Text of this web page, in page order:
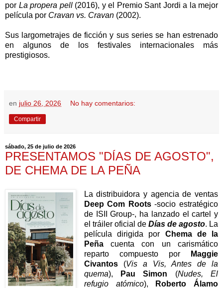
por La propera pell(2016), y el Premio Sant Jordi a la mejor
película por Cravan vs. Cravan (2002).
Sus largometrajes de ficción y sus series se han estrenado
en algunos de los festivales internacionales más
prestigiosos.
en julio 26, 2026 No hay comentarios:
Compartir
sábado, 25 de julio de 2026
PRESENTAMOS "DÍAS DE AGOSTO",
DE CHEMA DE LA PEÑA
La distribuidora y agencia de ventas
Deep Com Roots-socio estratégico
de ISII Group-, ha lanzado el cartel y
el tráiler oficial de Días de agosto. La
película dirigida por Chema de la
Peñacuenta con un carismático
reparto compuesto por
Maggie
Civantos(Vis a Vis, Antes de la
quema), Pau Simon (Nudes, El
refugio atómico), Roberto Álamo